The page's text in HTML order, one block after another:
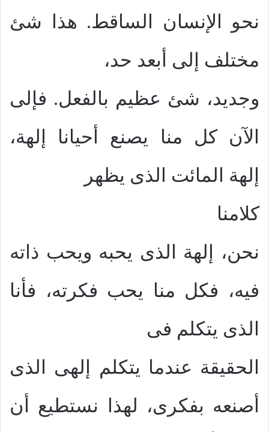
نحو الإنسان الساقط. هذا شئ
مختلف إلى أبعد حد،
وجديد، شئ عظيم بالفعل. فإلى
الآن كل منا يصنع أحيانا إلهة،
إلهة المائت الذى يظهر
كلامنا
نحن، إلهة الذى يحبه ويحب ذاته
فيه، فكل منا يحب فكرته، فأنا
الذى يتكلم فى
الحقيقة عندما يتكلم إلهى الذى
أصنعه بفكرى، لهذا نستطيع أن